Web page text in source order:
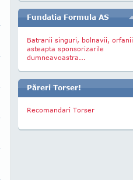
Fundatia Formula AS
Batranii singuri, bolnavii, orfanii
asteapta sponsorizarile
dumneavoastra...
Păreri Torser!
Recomandari Torser